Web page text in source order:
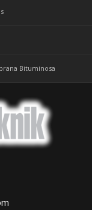
Bituminosa